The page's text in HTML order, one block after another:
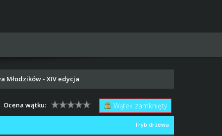
Młodzików - XIV edycja
Wątek zamknięty
Ocena wątku:
Tryb drzewa